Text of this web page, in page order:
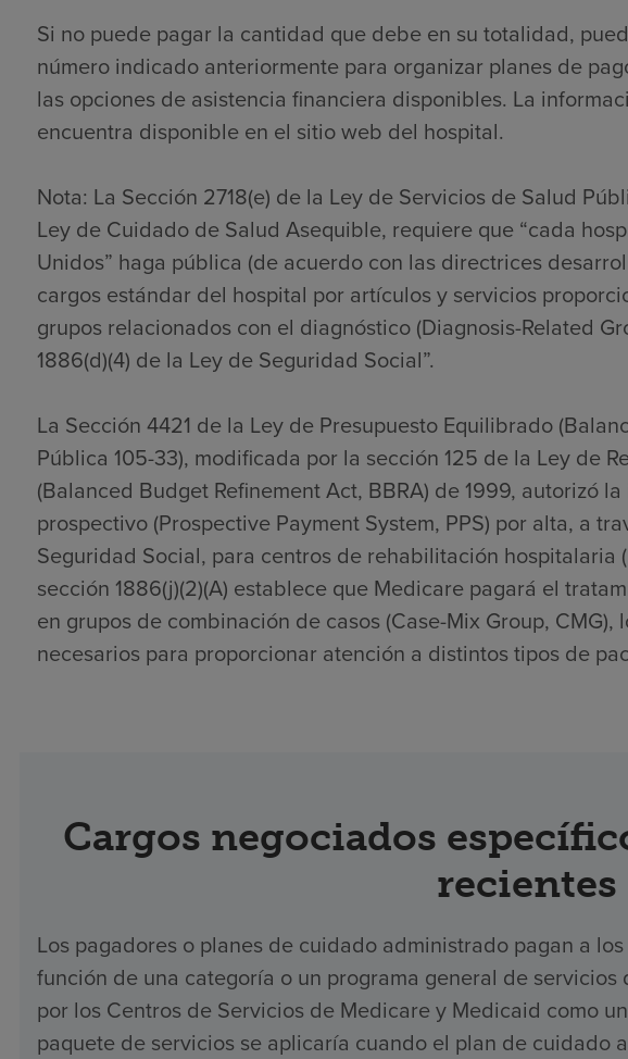
Si no puede pagar la cantidad que debe en su totalidad,
número indicado anteriormente para organizar planes de
las opciones de asistencia financiera disponibles. La
encuentra disponible en el sitio web del hospital.
Nota: La Sección 2718(e) de la Ley de Servicios de Salud
Ley de Cuidado de Salud Asequible, requiere que “cada
Unidos” haga pública (de acuerdo con las directrices
cargos estándar del hospital por artículos y servicios
grupos relacionados con el diagnóstico (Diagnosis-Related
1886(d)(4) de la Ley de Seguridad Social”.
La Sección 4421 de la Ley de Presupuesto Equilibrado
Pública 105-33), modificada por la sección 125 de la Ley de
(Balanced Budget Refinement Act, BBRA) de 1999, autorizó
prospectivo (Prospective Payment System, PPS) por alta, a
Seguridad Social, para centros de rehabilitación hospitalaria
sección 1886(j)(2)(A) establece que Medicare pagará el
en grupos de combinación de casos (Case-Mix Group,
necesarios para proporcionar atención a distintos tipos de
Cargos negociados
recientes
Los pagadores o planes de cuidado administrado pagan a
función de una categoría o un programa general de
por los Centros de Servicios de Medicare y Medicaid como
paquete de servicios se aplicaría cuando el plan de cuidado